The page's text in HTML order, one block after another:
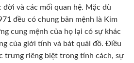
và các mối quan hệ. Mặc dù
đều có chung bản mệnh là Kim
cung mệnh của họ lại có sự khác
của giới tính và bát quái đồ. Điều
trưng riêng biệt trong tính cách, sự